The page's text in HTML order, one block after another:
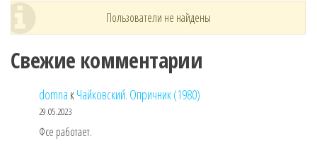
Пользователи не найдены
Свежие комментарии
domna кЧайковский. Опричник (1980)
29.05.2023
Фсе работает.